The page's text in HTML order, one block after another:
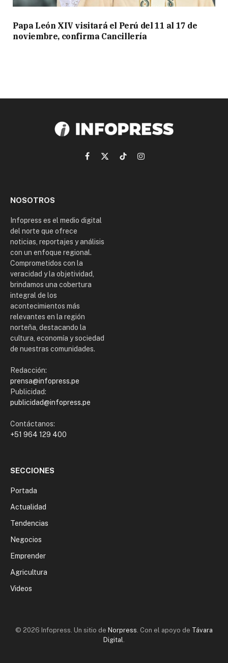
Papa León XIV visitará el Perú del 11 al 17 de
noviembre, confirma Cancillería
Facebook
X
TikTokInstagram
NOSOTROS
Infopress es el medio digital
del norte que ofrece
noticias, reportajes y análisis
con un enfoque regional.
Comprometidos con la
veracidad y la objetividad,
brindamos una cobertura
integral de los
acontecimientos más
relevantes en la región
norteña, destacando la
cultura, economía y sociedad
de nuestras comunidades.
Redacción:
prensa@infopress.pe
Publicidad:
publicidad@infopress.pe
Contáctanos:
+51 964 129 400
SECCIONES
Portada
Actualidad
Tendencias
Negocios
Emprender
Agricultura
Videos
© 2026 Infopress. Un sitio de Norpress. Con el apoyo de Távara
Digital.